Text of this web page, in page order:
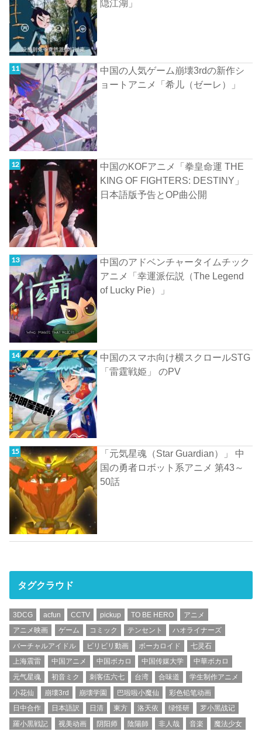
隠江湖」
中国の人気ゲーム崩壊3rdの新作シ
ョートアニメ「希儿（ゼーレ）」
中国のKOFアニメ「拳皇命運 THE
KING OF FIGHTERS: DESTINY」
日本語版予告とOP曲公開
中国のアドベンチャータイムチック
アニメ「幸運派伝説（The Legend
of Lucky Pie）」
中国のスマホ向け横スクロールSTG
「雷霆戦姫」 のPV
「元気星魂（Star Guardian）」 中
国の勇者ロボット系アニメ 第43～
50話
タグクラウド
3DCG acfun CCTV pickup TO BE HERO
アニメ
アニメ映画
ゲーム コミック テンセント
ハオライナーズ
バーチャルアイドル
ビリビリ動画 ボーカロイド
七灵石
上海震雷
中国アニメ 中国ボカロ 中国传媒大学
中華ボカロ
元气星魂
初音ミク 刺客伍六七 台湾 合味道
学生制作アニメ
小花仙
崩壊3rd 崩壊学園 巴啦啦小魔仙
彩色铅笔动画
日中合作
日本語訳 日清 東方 洛天依 绿怪研
罗小黑战记
羅小黒戦記
视美动画 阴阳师 陰陽師 非人哉 音楽 魔法少女